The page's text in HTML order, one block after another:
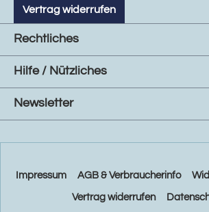
Vertrag widerrufen
Rechtliches
Hilfe / Nützliches
Newsletter
Impressum AGB & Verbraucherinfo
Vertrag widerrufen